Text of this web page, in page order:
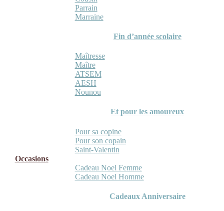
Parrain
Marraine
Fin d’année scolaire
Maîtresse
Maître
ATSEM
AESH
Nounou
Et pour les amoureux
Pour sa copine
Pour son copain
Saint-Valentin
Occasions
Cadeau Noel Femme
Cadeau Noel Homme
Cadeaux Anniversaire